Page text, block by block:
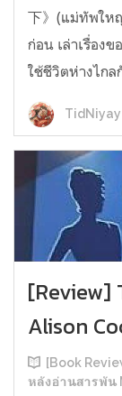
下》(แม่ทัพให
ก่อน เล่าเรื่อง
ใช้ชีวิตห่างไกล
TidNiyay
[Review]
Alison
[Book
หลังอ่านสารพัน